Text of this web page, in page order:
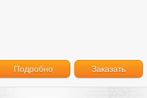
Подробно Заказать